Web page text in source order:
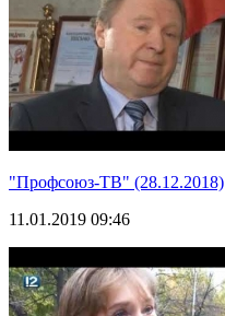
"Профсоюз-ТВ" (28.12.2018)
11.01.2019 09:46